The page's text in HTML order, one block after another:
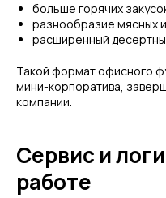
больше горячих
разнообразие мясных
расширенный
Такой формат офисного
мини-корпоратива,
компании.
Сервис и
работе